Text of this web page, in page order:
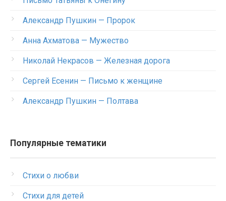
Александр Пушкин — Пророк
Анна Ахматова — Мужество
Николай Некрасов — Железная дорога
Сергей Есенин — Письмо к женщине
Александр Пушкин — Полтава
Популярные тематики
Стихи о любви
Стихи для детей